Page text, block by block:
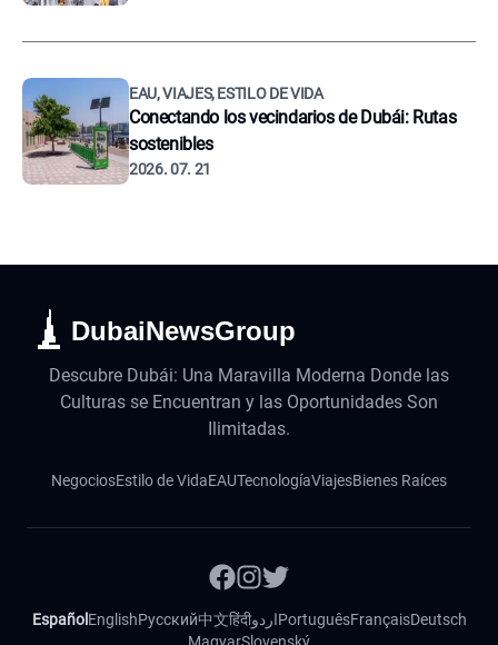
EAU, VIAJES, ESTILO DE VIDA
Conectando los vecindarios de Dubái: Rutas
sostenibles
2026. 07. 21
DubaiNewsGroup
Descubre Dubái: Una Maravilla Moderna Donde las
Culturas se Encuentran y las Oportunidades Son
Ilimitadas.
NegociosEstilo de VidaEAUTecnologíaViajesBienes Raíces
Español EnglishРусский中文हिंदीاردوPortuguêsFrançaisDeutsch